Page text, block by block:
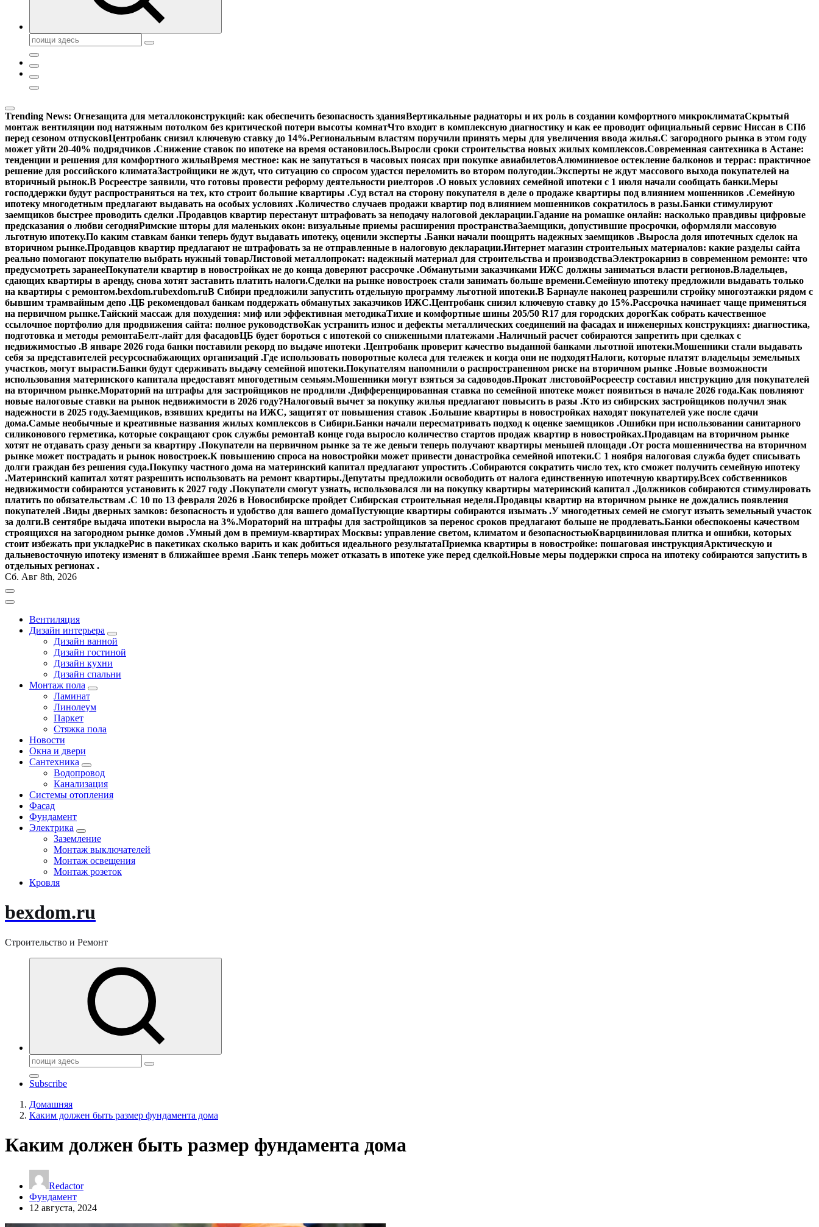
Поиск:
Trending News: Огнезащита для металлоконструкций: как обеспечить безопасность зданияВертикальные радиаторы и их роль в создании комфортного микроклиматаСкрытый
монтаж вентиляции под натяжным потолком без критической потери высоты комнатЧто входит в комплексную диагностику и как ее проводит официальный сервис Ниссан в СПб
перед сезоном отпусковЦентробанк снизил ключевую ставку до 14%.Региональным властям поручили принять меры для увеличения ввода жилья.С загородного рынка в этом году
может уйти 20-40% подрядчиков .Снижение ставок по ипотеке на время остановилось.Выросли сроки строительства новых жилых комплексов.Современная сантехника в Астане:
тенденции и решения для комфортного жильяВремя местное: как не запутаться в часовых поясах при покупке авиабилетовАлюминиевое остекление балконов и террас: практичное
решение для российского климатаЗастройщики не ждут, что ситуацию со спросом удастся переломить во втором полугодии.Эксперты не ждут массового выхода покупателей на
вторичный рынок.В Росреестре заявили, что готовы провести реформу деятельности риелторов .О новых условиях семейной ипотеки с 1 июля начали сообщать банки.Меры
господдержки будут распространяться на тех, кто строит большие квартиры .Суд встал на сторону покупателя в деле о продаже квартиры под влиянием мошенников .Семейную
ипотеку многодетным предлагают выдавать на особых условиях .Количество случаев продажи квартир под влиянием мошенников сократилось в разы.Банки стимулируют
заемщиков быстрее проводить сделки .Продавцов квартир перестанут штрафовать за неподачу налоговой декларации.Гадание на ромашке онлайн: насколько правдивы цифровые
предсказания о любви сегодняРимские шторы для маленьких окон: визуальные приемы расширения пространстваЗаемщики, допустившие просрочки, оформляли массовую
льготную ипотеку.По каким ставкам банки теперь будут выдавать ипотеку, оценили эксперты .Банки начали поощрять надежных заемщиков .Выросла доля ипотечных сделок на
вторичном рынке.Продавцов квартир предлагают не штрафовать за не отправленные в налоговую декларации.Интернет магазин строительных материалов: какие разделы сайта
реально помогают покупателю выбрать нужный товарЛистовой металлопрокат: надежный материал для строительства и производстваЭлектрокарниз в современном ремонте: что
предусмотреть заранееПокупатели квартир в новостройках не до конца доверяют рассрочке .Обманутыми заказчиками ИЖС должны заниматься власти регионов.Владельцев,
сдающих квартиры в аренду, снова хотят заставить платить налоги.Сделки на рынке новостроек стали занимать больше времени.Семейную ипотеку предложили выдавать только
на квартиры с ремонтом.bexdom.rubexdom.ruВ Сибири предложили запустить отдельную программу льготной ипотеки.В Барнауле наконец разрешили стройку многоэтажки рядом с
бывшим трамвайным депо .ЦБ рекомендовал банкам поддержать обманутых заказчиков ИЖС.Центробанк снизил ключевую ставку до 15%.Рассрочка начинает чаще применяться
на первичном рынке.Тайский массаж для похудения: миф или эффективная методикаТихие и комфортные шины 205/50 R17 для городских дорогКак собрать качественное
ссылочное портфолио для продвижения сайта: полное руководствоКак устранить износ и дефекты металлических соединений на фасадах и инженерных конструкциях: диагностика,
подготовка и методы ремонтаБелт-лайт для фасадовЦБ будет бороться с ипотекой со сниженными платежами .Наличный расчет собираются запретить при сделках с
недвижимостью .В январе 2026 года банки поставили рекорд по выдаче ипотеки .Центробанк проверит качество выданной банками льготной ипотеки.Мошенники стали выдавать
себя за представителей ресурсоснабжающих организаций .Где использовать поворотные колеса для тележек и когда они не подходятНалоги, которые платят владельцы земельных
участков, могут вырасти.Банки будут сдерживать выдачу семейной ипотеки.Покупателям напомнили о распространенном риске на вторичном рынке .Новые возможности
использования материнского капитала предоставят многодетным семьям.Мошенники могут взяться за садоводов.Прокат листовойРосреестр составил инструкцию для покупателей
на вторичном рынке.Мораторий на штрафы для застройщиков не продлили .Дифференцированная ставка по семейной ипотеке может появиться в начале 2026 года.Как повлияют
новые налоговые ставки на рынок недвижимости в 2026 году?Налоговый вычет за покупку жилья предлагают повысить в разы .Кто из сибирских застройщиков получил знак
надежности в 2025 году.Заемщиков, взявших кредиты на ИЖС, защитят от повышения ставок .Большие квартиры в новостройках находят покупателей уже после сдачи
дома.Самые необычные и креативные названия жилых комплексов в Сибири.Банки начали пересматривать подход к оценке заемщиков .Ошибки при использовании санитарного
силиконового герметика, которые сокращают срок службы ремонтаВ конце года выросло количество стартов продаж квартир в новостройках.Продавцам на вторичном рынке
хотят не отдавать сразу деньги за квартиру .Покупатели на первичном рынке за те же деньги теперь получают квартиры меньшей площади .От роста мошенничества на вторичном
рынке может пострадать и рынок новостроек.К повышению спроса на новостройки может привести донастройка семейной ипотеки.С 1 ноября налоговая служба будет списывать
долги граждан без решения суда.Покупку частного дома на материнский капитал предлагают упростить .Собираются сократить число тех, кто сможет получить семейную ипотеку
.Материнский капитал хотят разрешить использовать на ремонт квартиры.Депутаты предложили освободить от налога единственную ипотечную квартиру.Всех собственников
недвижимости собираются установить к 2027 году .Покупатели смогут узнать, использовался ли на покупку квартиры материнский капитал .Должников собираются стимулировать
платить по обязательствам .С 10 по 13 февраля 2026 в Новосибирске пройдет Сибирская строительная неделя.Продавцы квартир на вторичном рынке не дождались появления
покупателей .Виды дверных замков: безопасность и удобство для вашего домаПустующие квартиры собираются изымать .У многодетных семей не смогут изъять земельный участок
за долги.В сентябре выдача ипотеки выросла на 3%.Мораторий на штрафы для застройщиков за перенос сроков предлагают больше не продлевать.Банки обеспокоены качеством
строящихся на загородном рынке домов .Умный дом в премиум-квартирах Москвы: управление светом, климатом и безопасностьюКварцвиниловая плитка и ошибки, которых
стоит избежать при укладкеРис в пакетиках сколько варить и как добиться идеального результатаПриемка квартиры в новостройке: пошаговая инструкцияАрктическую и
дальневосточную ипотеку изменят в ближайшее время .Банк теперь может отказать в ипотеке уже перед сделкой.Новые меры поддержки спроса на ипотеку собираются запустить в
отдельных регионах .
Сб. Авг 8th, 2026
Вентиляция
Дизайн интерьера
Дизайн ванной
Дизайн гостиной
Дизайн кухни
Дизайн спальни
Монтаж пола
Ламинат
Линолеум
Паркет
Стяжка пола
Новости
Окна и двери
Сантехника
Водопровод
Канализация
Системы отопления
Фасад
Фундамент
Электрика
Заземление
Монтаж выключателей
Монтаж освещения
Монтаж розеток
Кровля
bexdom.ru
Строительство и Ремонт
Поиск:
Subscribe
Домашняя
Каким должен быть размер фундамента дома
Каким должен быть размер фундамента дома
Redactor
Фундамент
12 августа, 2024